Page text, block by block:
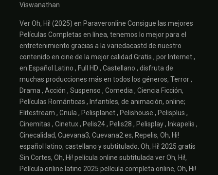
Viswanathan
Ver Oh, Hi! (2025) en Paraveronline Consigue las mejores
Películas Completas en línea, tenemos lo mejor para el
entretenimiento gracias a la variedacastd de nuestro
contenido en cine de la mejor calidad Gratis , por Internet ,
en Español Latino , Full HD , Castellano , disfruta de
muchas producciones más en todos los géneros, Terror ,
Drama , Acción , Suspenso , Comedia , Ciencia Ficción,
Películas Románticas , Infantiles, de animación, online;
Elitestream , Gnula , Pelisplanet , Pelishouse , Pelisplus ,
Cinemitas , Cinetux , Pelis24 , Pelis28 , Pelisplay , Inkapelis ,
Cinecalidad, Cuevana3, Cuevana2.es, Repelis, Oh, Hi!
español latino, castellano y subtitulado, Oh, Hi! 2025 gratis
Sin Cortes, Oh, Hi! película online subtitulada ver Oh, Hi!,
Película online latino 2025 película completa online, Oh, Hi!